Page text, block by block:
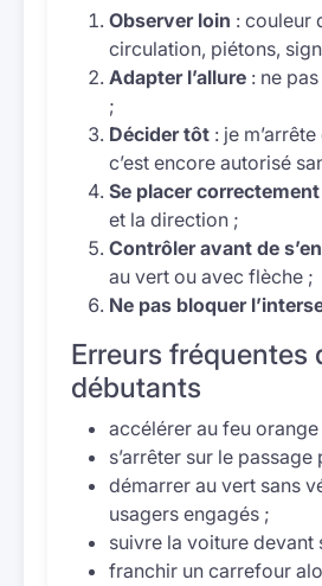
Observer loin : couleur
circulation, piétons,
Adapter l’allure : ne
;
Décider tôt : je
c’est encore autorisé
Se placer correctement
et la direction ;
Contrôler avant de
au vert ou avec flèche ;
Ne pas bloquer
Erreurs fréquentes
débutants
accélérer au feu orange
s’arrêter sur le passage
démarrer au vert sans
usagers engagés ;
suivre la voiture devant
franchir un carrefour